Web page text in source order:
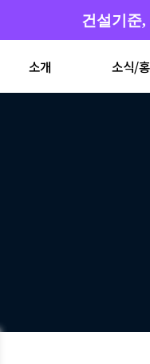
건설기준,
소개 소식/